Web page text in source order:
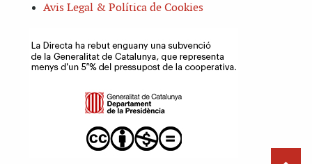
Avis Legal & Política de Cookies